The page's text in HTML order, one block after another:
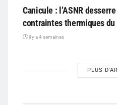
Canicule : l’ASNR
contraintes thermiques du
il y a 4 semaines
PLUS